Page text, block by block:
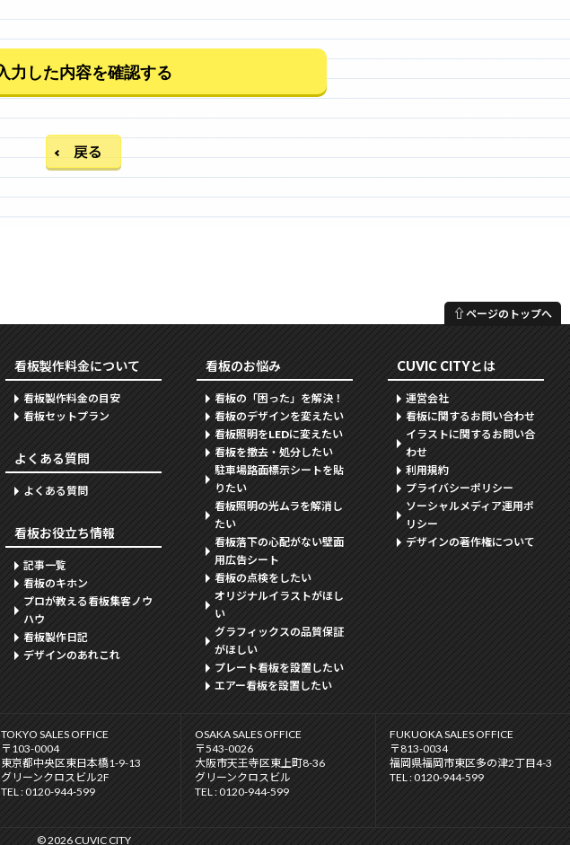
戻る
⇧ページのトップへ
看板製作料金について
看板製作料金の目安
看板セットプラン
よくある質問
よくある質問
看板お役立ち情報
記事一覧
看板のキホン
プロが教える看板集客ノウ
ハウ
看板製作日記
デザインのあれこれ
看板のお悩み
看板の「困った」を解決！
看板のデザインを変えたい
看板照明をLEDに変えたい
看板を撤去・処分したい
駐車場路面標示シートを貼
りたい
看板照明の光ムラを解消し
たい
看板落下の心配がない壁面
用広告シート
看板の点検をしたい
オリジナルイラストがほし
い
グラフィックスの品質保証
がほしい
プレート看板を設置したい
エアー看板を設置したい
CUVIC CITYとは
運営会社
看板に関するお問い合わせ
イラストに関するお問い合
わせ
利用規約
プライバシーポリシー
ソーシャルメディア運用ポ
リシー
デザインの著作権について
TOKYO SALES OFFICE
〒103-0004
東京都中央区東日本橋1-9-13
グリーンクロスビル2F
TEL : 0120-944-599
OSAKA SALES OFFICE
〒543-0026
大阪市天王寺区東上町8-36
グリーンクロスビル
TEL : 0120-944-599
FUKUOKA SALES OFFICE
〒813-0034
福岡県福岡市東区多の津2丁目4-3
TEL : 0120-944-599
© 2026 CUVIC CITY